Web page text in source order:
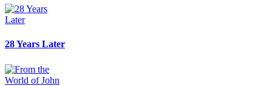
28 Years Later